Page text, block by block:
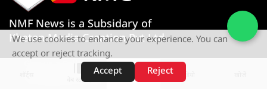
वेब स्टोरीज़
NMF News is a Subsidary of
Khetan Media Creation Pvt Ltd
+91-080767 27261
We use cookies to enhance your experience. You can
accept or reject tracking.
Accept
Reject